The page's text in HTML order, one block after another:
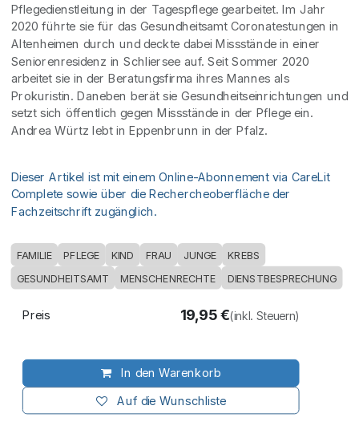
Pflegedienstleitung in der Tagespflege gearbeitet. Im Jahr
2020 führte sie für das Gesundheitsamt Coronatestungen in
Altenheimen durch und deckte dabei Missstände in einer
Seniorenresidenz in Schliersee auf. Seit Sommer 2020
arbeitet sie in der Beratungsfirma ihres Mannes als
Prokuristin. Daneben berät sie Gesundheitseinrichtungen und
setzt sich öffentlich gegen Missstände in der Pflege ein.
Andrea Würtz lebt in Eppenbrunn in der Pfalz.
Dieser Artikel ist mit einem Online-Abonnement via CareLit
Complete sowie über die Rechercheoberfläche der
Fachzeitschrift zugänglich.
FAMILIE PFLEGE KIND FRAU JUNGE KREBS
GESUNDHEITSAMT MENSCHENRECHTE DIENSTBESPRECHUNG
In den Warenkorb
Auf die Wunschliste
Preis 19,95€(inkl. Steuern)